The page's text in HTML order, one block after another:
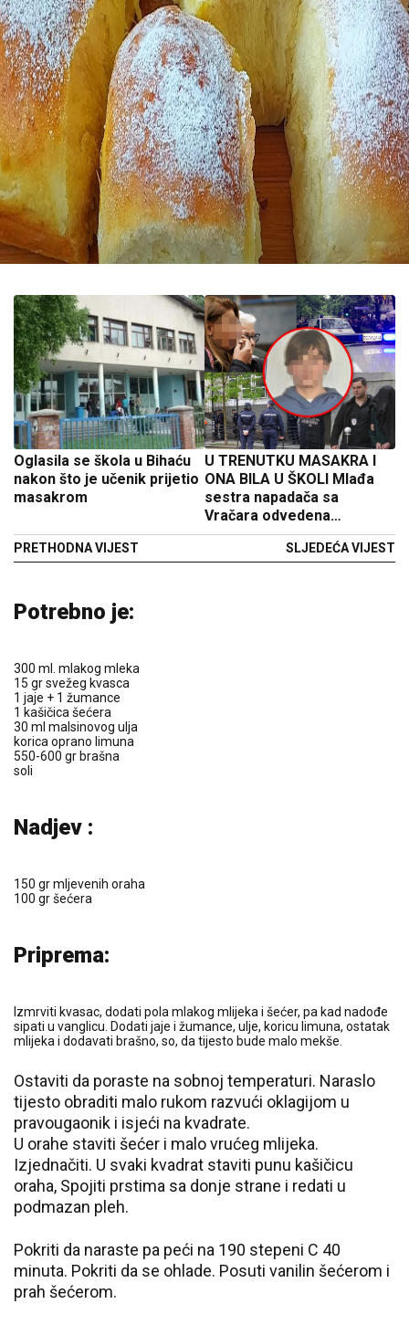
Oglasila se škola u Bihaću
nakon što je učenik prijetio
masakrom
PRETHODNA VIJEST
U TRENUTKU MASAKRA I
ONA BILA U ŠKOLI Mlađa
sestra napadača sa
Vračara odvedena
rođacima: "Ne prestaje
SLJEDEĆA VIJEST
Potrebno je:
300 ml. mlakog mleka
15 gr svežeg kvasca
1 jaje + 1 žumance
1 kašičica šećera
30 ml malsinovog ulja
korica oprano limuna
550-600 gr brašna
soli
Nadjev :
150 gr mljevenih oraha
100 gr šećera
Priprema:
Izmrviti kvasac, dodati pola mlakog mlijeka i šećer, pa kad nadođe
sipati u vanglicu. Dodati jaje i žumance, ulje, koricu limuna, ostatak
mlijeka i dodavati brašno, so, da tijesto bude malo mekše.
Ostaviti da poraste na sobnoj temperaturi. Naraslo
tijesto obraditi malo rukom razvući oklagijom u
pravougaonik i isjeći na kvadrate.
U orahe staviti šećer i malo vrućeg mlijeka.
Izjednačiti. U svaki kvadrat staviti punu kašičicu
oraha, Spojiti prstima sa donje strane i redati u
podmazan pleh.
Pokriti da naraste pa peći na 190 stepeni C 40
minuta. Pokriti da se ohlade. Posuti vanilin šećerom i
prah šećerom.